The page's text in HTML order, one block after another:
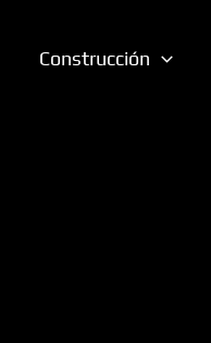
Construcción